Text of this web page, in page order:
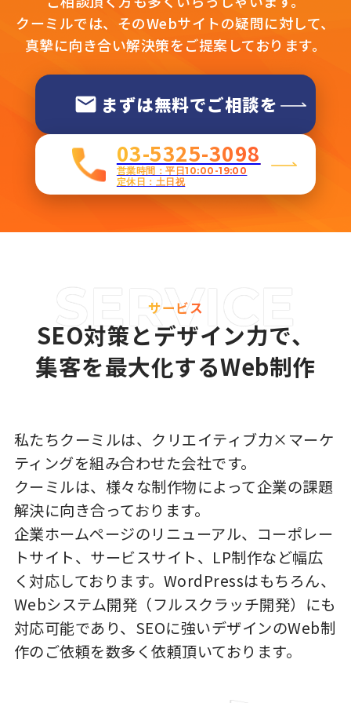
クーミルでは、そのWebサイトの疑問に対して、
真摯に向き合い解決策をご提案しております。
まずは無料でご相談を
03-5325-3098
営業時間：平日10:00-19:00
定休日：土日祝
サービス
SEO対策とデザイン力で、
集客を最大化するWeb制作
私たちクーミルは、クリエイティブ力×マーケ
ティングを組み合わせた会社です。
クーミルは、様々な制作物によって企業の課題
解決に向き合っております。
企業ホームページのリニューアル、コーポレー
トサイト、サービスサイト、LP制作など幅広
く対応しております。WordPressはもちろん、
Webシステム開発（フルスクラッチ開発）にも
対応可能であり、SEOに強いデザインのWeb制
作のご依頼を数多く依頼頂いております。